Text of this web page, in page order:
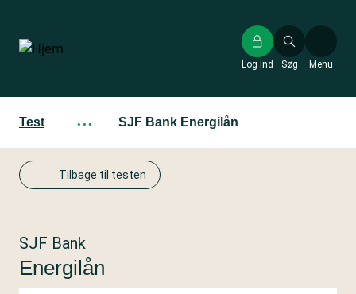
hovedindhold
Søg
Log ind Menu
Test ··· SJF Bank Energilån
Tilbage til testen
SJF Bank
Energilån